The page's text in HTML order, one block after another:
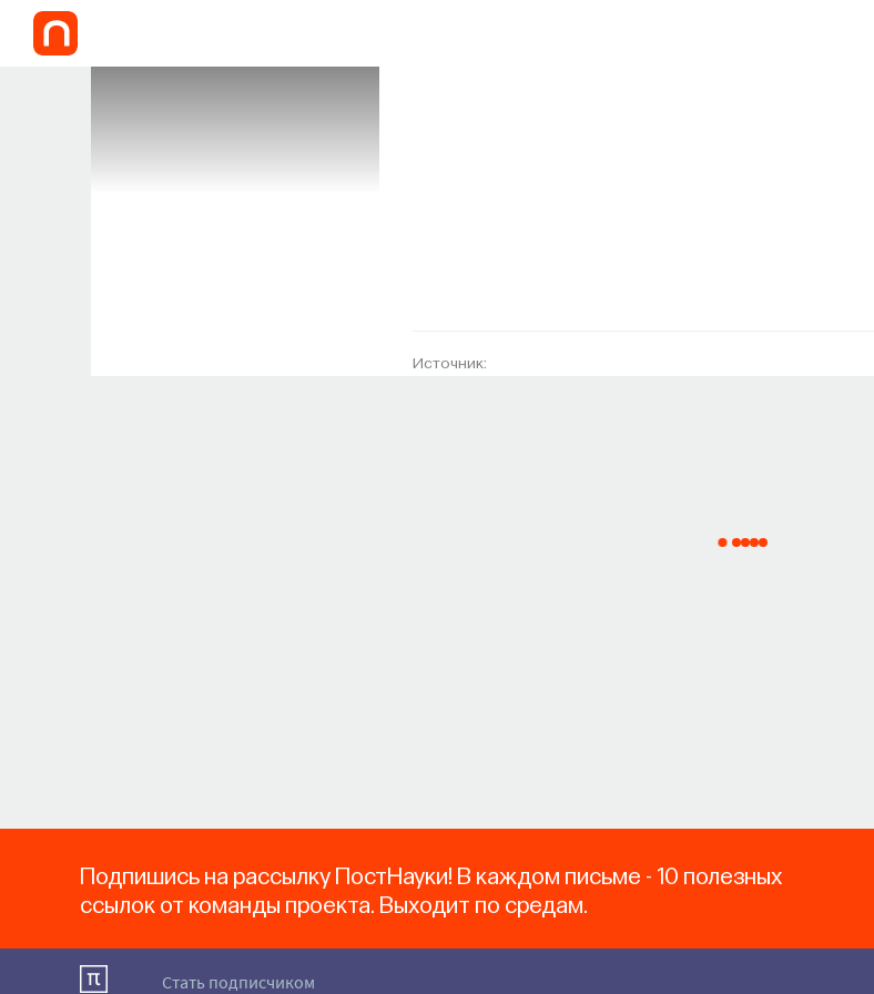
Источник:
Подпишись на рассылку ПостНауки! В каждом письме - 10 полезных
ссылок от команды проекта. Выходит по средам.
Стать подписчиком